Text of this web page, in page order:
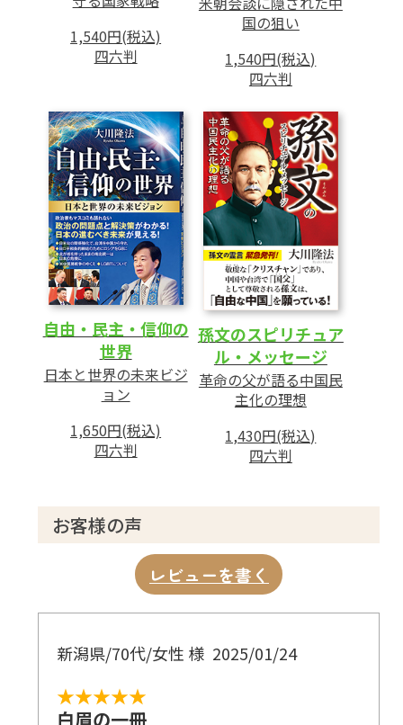
1,540円(税込)
四六判
国の狙い
1,540円(税込)
四六判
自由・民主・信仰の
世界
日本と世界の未来ビジ
ョン
1,650円(税込)
四六判
孫文のスピリチュア
ル・メッセージ
革命の父が語る中国民
主化の理想
1,430円(税込)
四六判
お客様の声
レビューを書く
新潟県/70代/女性 様 2025/01/24
★★★★★
白眉の一冊